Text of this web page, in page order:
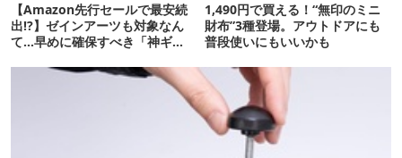
【Amazon先行セールで最安続
出!?】ゼインアーツも対象なん
て…早めに確保すべき「神ギ
1,490円で買える！“無印のミニ
財布”3種登場。アウトドアにも
普段使いにもいいかも